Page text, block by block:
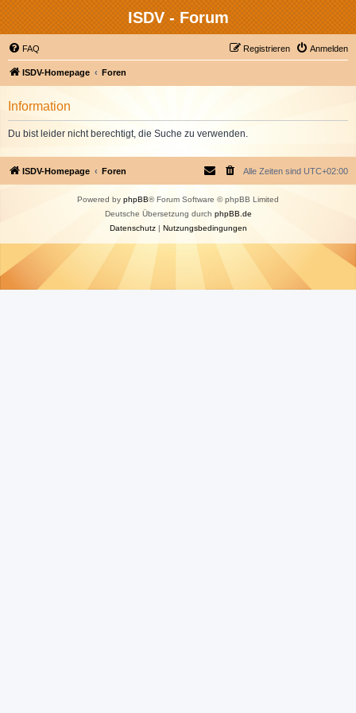
ISDV - Forum
FAQ Anmelden
Registrieren
ISDV-Homepage Foren
Information
Du bist leider nicht berechtigt, die Suche zu verwenden.
ISDV-Homepage Foren Alle Zeiten sind UTC+02:00
Powered by phpBB® Forum Software © phpBB Limited
Deutsche Übersetzung durch phpBB.de
Datenschutz| Nutzungsbedingungen